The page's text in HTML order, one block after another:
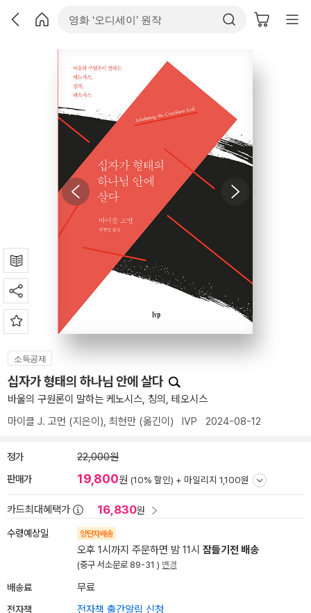
소득공제
십자가 형태의 하나님 안에 살다
바울의 구원론이 말하는 케노시스, 칭의, 테오시스
마이클 J. 고먼 (지은이), 최현만 (옮긴이) IVP 2024-08-12
정가 22,000원
판매가 19,800원 (10% 할인) + 마일리지 1,100원
카드최대혜택가 16,830원
수령예상일 양탄자배송
오후 1시까지 주문하면 밤 11시 잠들기전 배송
(중구 서소문로 89-31 ) 변경
배송료 무료
전자책 전자책 출간알림 신청